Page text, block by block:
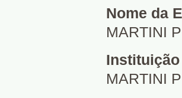
Nome da
MARTINI
MARTINI